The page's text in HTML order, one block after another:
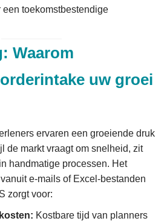
toekomstbestendige
Waarom
uw groei
ervaren een groeiende druk
de markt vraagt om snelheid, zit
handmatige processen. Het
e-mails of Excel-bestanden
zorgt voor:
Kostbare tijd van planners